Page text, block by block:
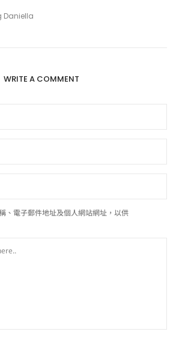
Daniella
WRITE A COMMENT
、電子郵件地址及個人網站網址，以供